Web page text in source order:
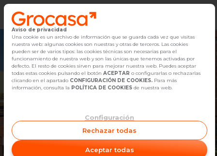
Vender
Buscar Inmuebles
Alquiler
Empleo
Oficinas
Aviso de privacidad
Una cookie es un archivo de información que se guarda cada vez que visitas
nuestra web: algunas cookies son nuestras y otras de terceros. Las cookies
pueden ser de varios tipos: las cookies técnicas son necesarias para el
funcionamiento de nuestra web y son las únicas que tenemos activadas por
defecto. El resto de cookies sirven para mejorar nuestra web. Puedes aceptar
todas estas cookies pulsando el botón ACEPTAR o configurarlas o rechazarlas
clicando en el apartado CONFIGURACIÓN DE COOKIES. Para más
información, consulta la POLÍTICA DE COOKIES de nuestra web.
Configuración
Rechazar todas
Aceptar todas